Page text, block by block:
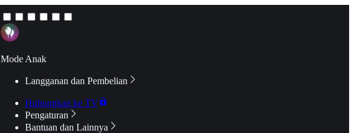
Mode Anak
Langganan dan Pembelian
Hubungkan ke TV
Pengaturan
Bantuan dan Lainnya